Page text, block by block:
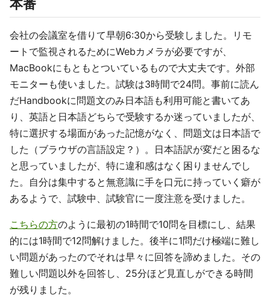
本番
会社の会議室を借りて早朝6:30から受験しました。リモ
ートで監視されるためにWebカメラが必要ですが、
MacBookにもともとついているもので大丈夫です。外部
モニターも使いました。試験は3時間で24問。事前に読ん
だHandbookに問題文のみ日本語も利用可能と書いてあ
り、英語と日本語どちらで受験するか迷っていましたが、
特に選択する場面があった記憶がなく、問題文は日本語で
した（ブラウザの言語設定？）。日本語訳が変だと困るな
と思っていましたが、特に違和感はなく困りませんでし
た。自分は集中すると無意識に手を口元に持っていく癖が
あるようで、試験中、試験官に一度注意を受けました。
こちらの方のように最初の1時間で10問を目標にし、結果
的には1時間で12問解けました。後半に1問だけ極端に難し
い問題があったのでそれは早々に回答を諦めました。その
難しい問題以外を回答し、25分ほど見直しができる時間
が残りました。